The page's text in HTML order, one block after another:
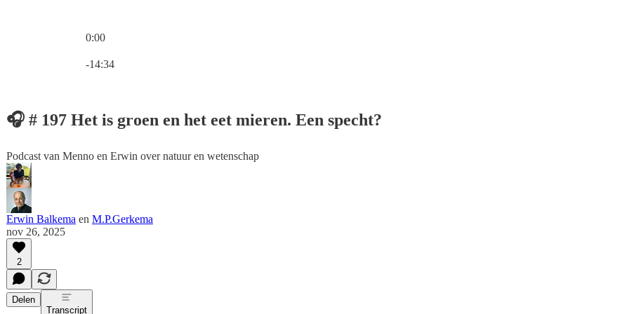
0:00
-14:34
🎧 # 197 Het is groen en het eet mieren. Een specht?
Podcast van Menno en Erwin over natuur en wetenschap
Erwin Balkema en M.P.Gerkema
nov 26, 2025
2
Delen
Transcript